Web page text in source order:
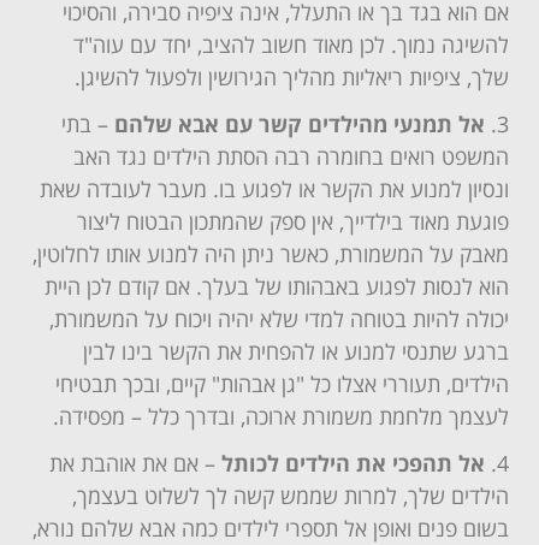
אם הוא בגד בך או התעלל, אינה ציפיה סבירה, והסיכוי
להשיגה נמוך. לכן מאוד חשוב להציב, יחד עם עוה"ד
שלך, ציפיות ריאליות מהליך הגירושין ולפעול להשיגן.
אל תמנעי מהילדים קשר עם אבא שלהם – בתי
המשפט רואים בחומרה רבה הסתת הילדים נגד האב
ונסיון למנוע את הקשר או לפגוע בו. מעבר לעובדה שאת
פוגעת מאוד בילדייך, אין ספק שהמתכון הבטוח ליצור
מאבק על המשמורת, כאשר ניתן היה למנוע אותו לחלוטין,
הוא לנסות לפגוע באבהותו של בעלך. אם קודם לכן היית
יכולה להיות בטוחה למדי שלא יהיה ויכוח על המשמורת,
ברגע שתנסי למנוע או להפחית את הקשר בינו לבין
הילדים, תעוררי אצלו כל "גן אבהות" קיים, ובכך תבטיחי
לעצמך מלחמת משמורת ארוכה, ובדרך כלל – מפסידה.
אל תהפכי את הילדים לכותל – אם את אוהבת את
הילדים שלך, למרות שממש קשה לך לשלוט בעצמך,
בשום פנים ואופן אל תספרי לילדים כמה אבא שלהם נורא,